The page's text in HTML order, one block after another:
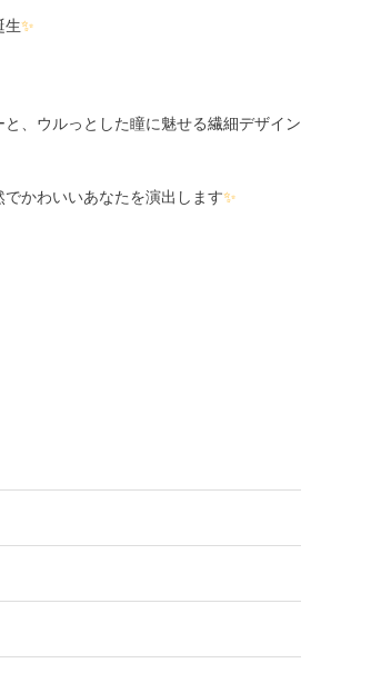
生✨
、ウルっとした瞳に魅せる繊細デザイン
かわいいあなたを演出します✨